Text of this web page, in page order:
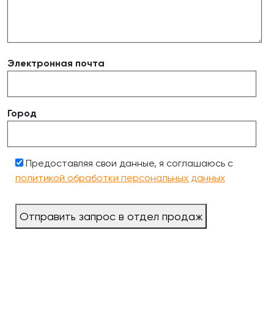
Электронная почта
Город
Предоставляя свои данные, я соглашаюсь с
политикой обработки персональных данных
Отправить запрос в отдел продаж